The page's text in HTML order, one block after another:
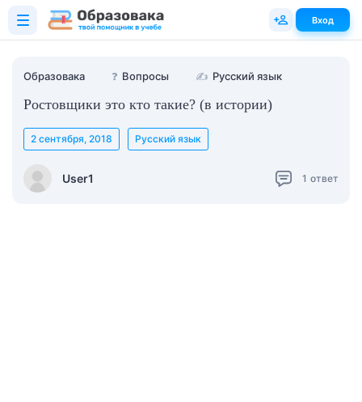
Образовака ❓ Вопросы ✍ Русский язык
Ростовщики это кто такие? (в истории)
User1
2 сентября, 2018 Русский язык
1 ответ
Вход